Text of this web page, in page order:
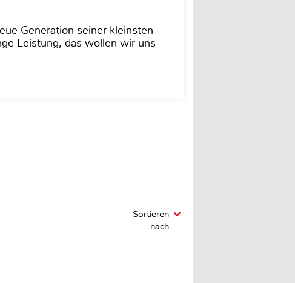
Generation seiner kleinsten
Leistung, das wollen wir uns
Sortieren
nach